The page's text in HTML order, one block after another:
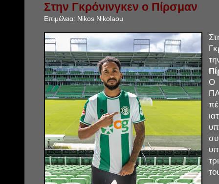
Στην Γκρόνινγκεν ο Πίρσμαν
Επιμέλεια: Nikos Nikolaou
Ο